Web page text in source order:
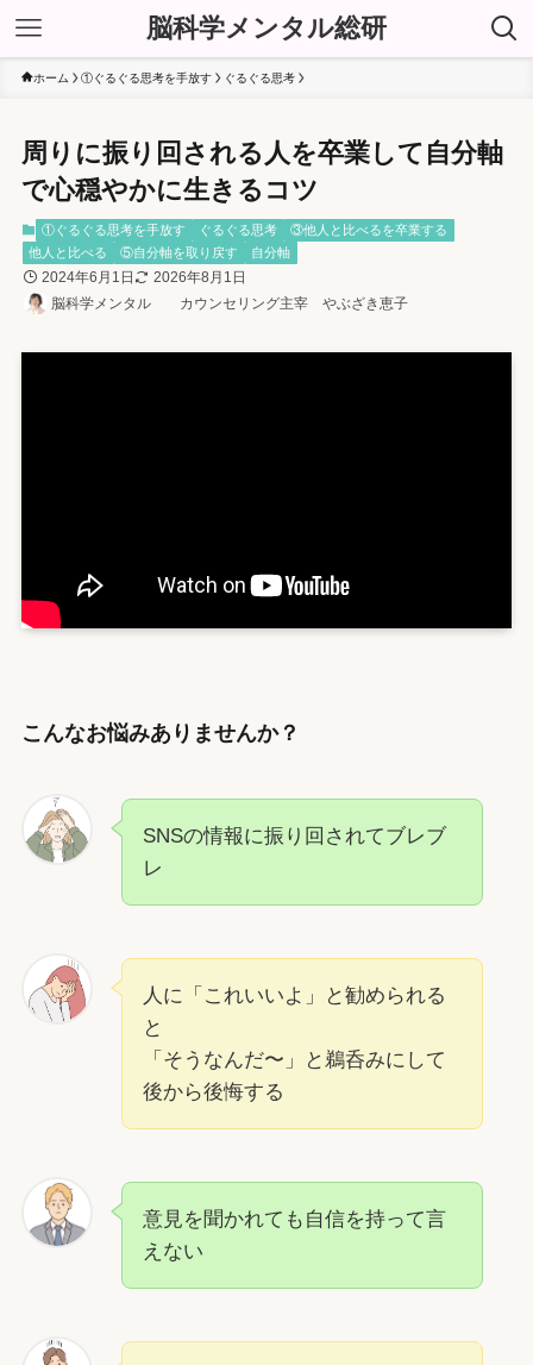
脳科学メンタル総研
ホーム ①ぐるぐる思考を手放す ぐるぐる思考
周りに振り回される人を卒業して自分軸
で心穏やかに生きるコツ
①ぐるぐる思考を手放す ぐるぐる思考
③他人と比べるを卒業する
他人と比べる
⑤自分軸を取り戻す 自分軸
2024年6月1日
2026年8月1日
脳科学メンタル カウンセリング主宰 やぶざき恵子
こんなお悩みありませんか？
SNSの情報に振り回されてブレブ
レ
人に「これいいよ」と勧められる
と
「そうなんだ〜」と鵜呑みにして
後から後悔する
意見を聞かれても自信を持って言
えない